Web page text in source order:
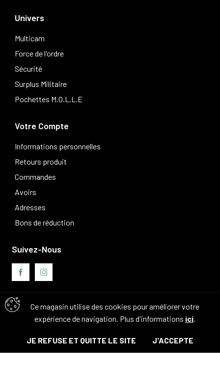
Univers
Multicam
Force de l'ordre
Sécurité
Surplus Militaire
Pochettes M.O.L.L.E
Votre Compte
Informations personnelles
Retours produit
Commandes
Avoirs
Adresses
Bons de réduction
Ce magasin utilise des cookies pour améliorer votre
expérience de navigation. Plus d'informations ici.
JE REFUSE ET QUITTE LE SITE J'ACCEPTE
Suivez-Nous
Avis clients
© Tous droits réservés. 2026 - Camouflage 83